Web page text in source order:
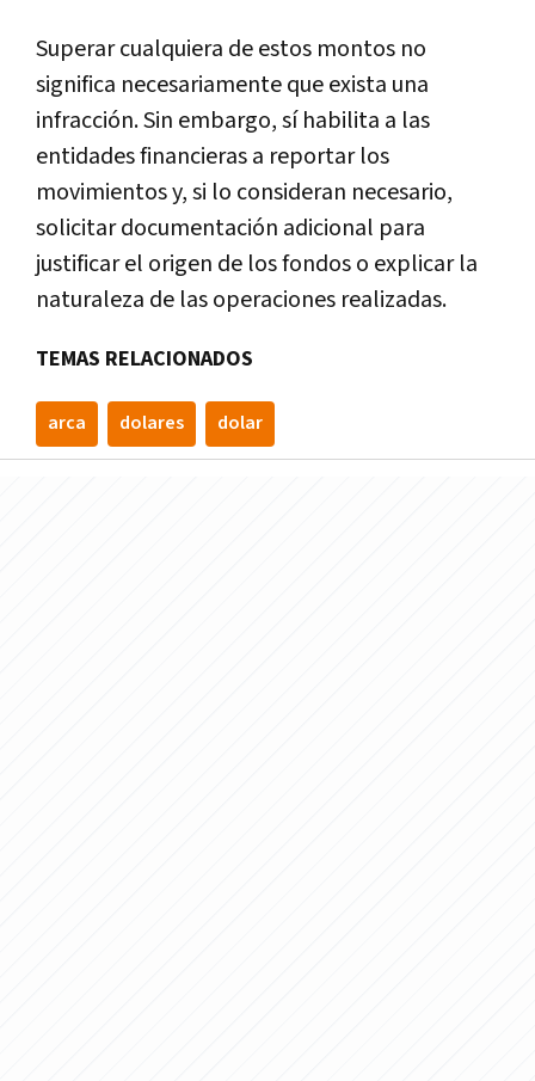
Superar cualquiera de estos montos no
significa necesariamente que exista una
infracción. Sin embargo, sí habilita a las
entidades financieras a reportar los
movimientos y, si lo consideran necesario,
solicitar documentación adicional para
justificar el origen de los fondos o explicar la
naturaleza de las operaciones realizadas.
TEMAS RELACIONADOS
arca dolares dolar